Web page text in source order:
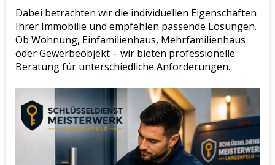
Dabei betrachten wir die individuellen Eigenschaften
Ihrer Immobilie und empfehlen passende Lösungen.
Ob Wohnung, Einfamilienhaus, Mehrfamilienhaus
oder Gewerbeobjekt – wir bieten professionelle
Beratung für unterschiedliche Anforderungen.